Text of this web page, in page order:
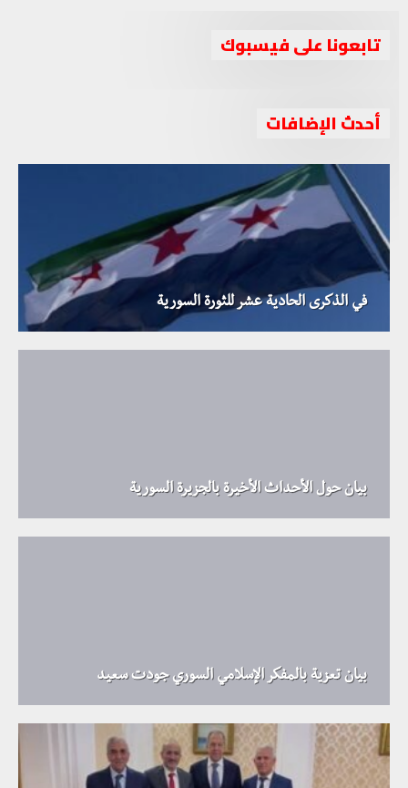
تابعونا على فيسبوك
أحدث الإضافات
في الذكرى الحادية عشر للثورة السورية
بيان حول الأحداث الأخيرة بالجزيرة السورية
بيان تعزية بالمفكر الإسلامي السوري جودت سعيد